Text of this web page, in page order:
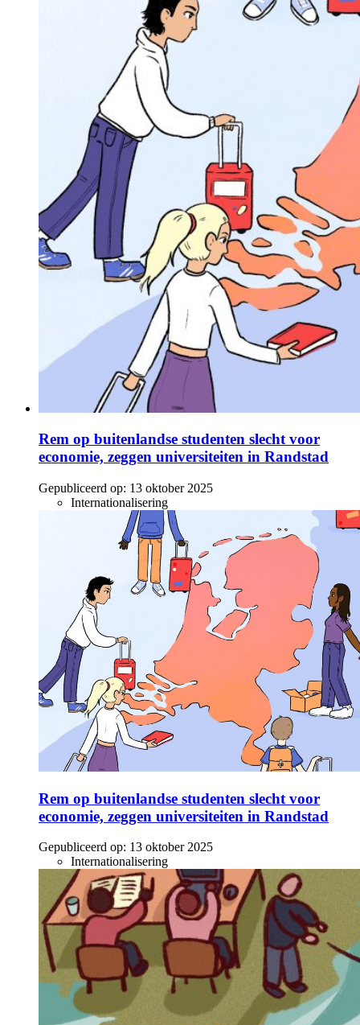
Rem op buitenlandse studenten slecht voor
economie, zeggen universiteiten in Randstad
Gepubliceerd op: 13 oktober 2025
Internationalisering
Rem op buitenlandse studenten slecht voor
economie, zeggen universiteiten in Randstad
Gepubliceerd op: 13 oktober 2025
Internationalisering